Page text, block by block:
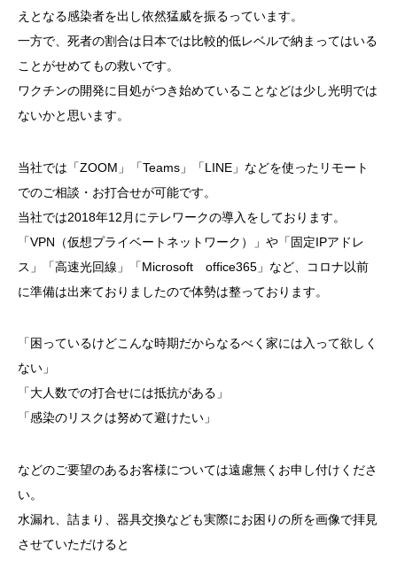
えとなる感染者を出し依然猛威を振るっています。
一方で、死者の割合は日本では比較的低レベルで納まってはいる
ことがせめてもの救いです。
ワクチンの開発に目処がつき始めていることなどは少し光明では
ないかと思います。
当社では「ZOOM」「Teams」「LINE」などを使ったリモート
でのご相談・お打合せが可能です。
当社では2018年12月にテレワークの導入をしております。
「VPN（仮想プライベートネットワーク）」や「固定IPアドレ
ス」「高速光回線」「Microsoft office365」など、コロナ以前
に準備は出来ておりましたので体勢は整っております。
「困っているけどこんな時期だからなるべく家には入って欲しく
ない」
「大人数での打合せには抵抗がある」
「感染のリスクは努めて避けたい」
などのご要望のあるお客様については遠慮無くお申し付けくださ
い。
水漏れ、詰まり、器具交換なども実際にお困りの所を画像で拝見
させていただけると